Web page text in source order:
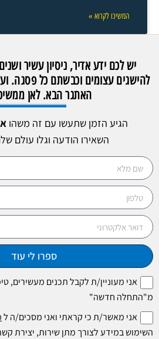
המשיכו לקרוא »
יש לכם ידע אדיר, ניסיון עשיר
להישגים עצומים וכבשתם כל פסגה.
האתגר הבא. לאן
הגיע הזמן שתעשו עם זה משהו
השאירו הודעה וגלו עולם
אני מעוניין/ת לקבל תכנים מעשירים,
מ"התחלה חדשה"
אני מאשר/ת כי קראתי ואני מסכים/ה ל
השימוש במידע לצורך מתן שירות, יצירת
ספרו לי עוד